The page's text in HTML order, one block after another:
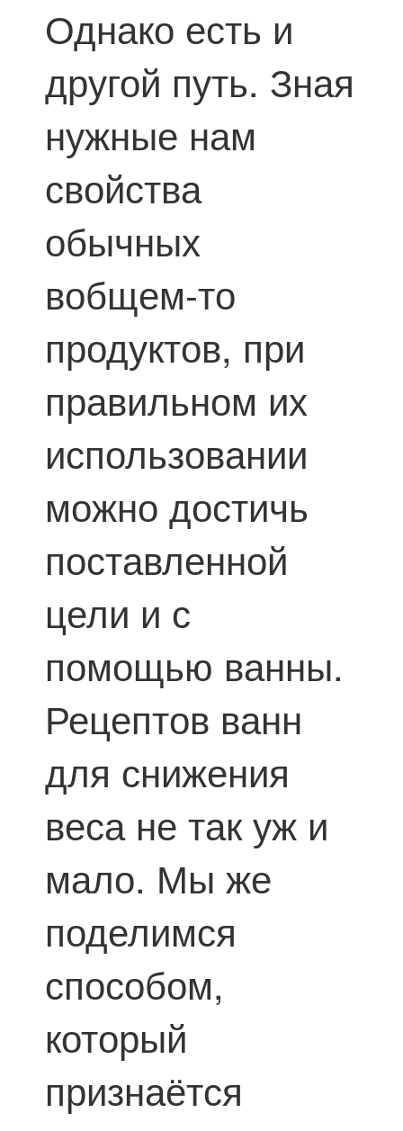
Однако есть и
другой путь. Зная
нужные нам
свойства
обычных
вобщем-то
продуктов, при
правильном их
использовании
можно достичь
поставленной
цели и с
помощью ванны.
Рецептов ванн
для снижения
веса не так уж и
мало. Мы же
поделимся
способом,
который
признаётся